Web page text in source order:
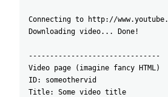
Connecting to http://
Downloading video... Done!
-------------------------------
Video page (imagine fancy HTML)
ID: someothervid
Title: Some video title